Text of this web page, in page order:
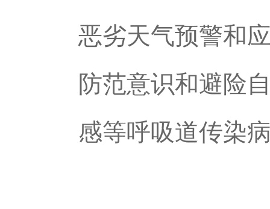
恶劣天气预警和
防范意识和避险
感等呼吸道传染